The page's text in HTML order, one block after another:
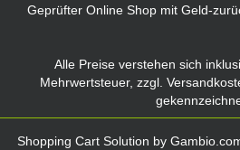
Geprüfter Online Shop mit Geld-
Alle Preise verstehen sich
Mehrwertsteuer, zzgl.
Shopping Cart Solution by